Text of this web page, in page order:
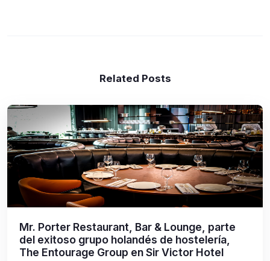
Related Posts
Mr. Porter Restaurant, Bar & Lounge, parte
del exitoso grupo holandés de hostelería,
The Entourage Group en Sir Victor Hotel